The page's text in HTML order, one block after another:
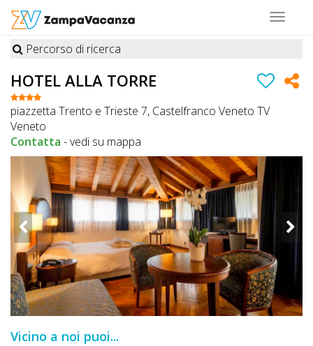
Toggle
STRUTTURE
A
DOG
LUOGHI
A
DOG
OFFERTE
A
Percorso di ricerca
HOTEL ALLA TORRE
piazzetta Trento e Trieste 7, Castelfranco Veneto TV
Veneto
Contatta -vedi su mappa
Vicino a noi puoi...